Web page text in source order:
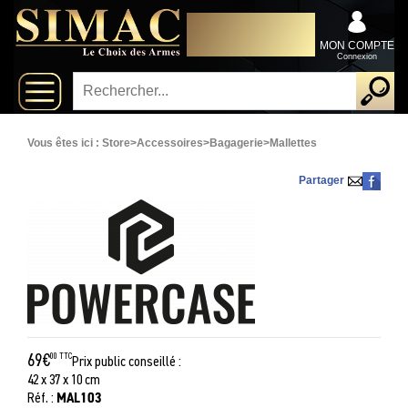
Arrivages
Nouveautés
Fusils-
chasse
‣
Armes
De
Grande
‣
xFermer
MON COMPTE
Connexion
Vous êtes ici : Store>Accessoires>Bagagerie>Mallettes
Partager
Prix public conseillé :
69€00 TTC
42 x 37 x 10 cm
Réf. : MAL103